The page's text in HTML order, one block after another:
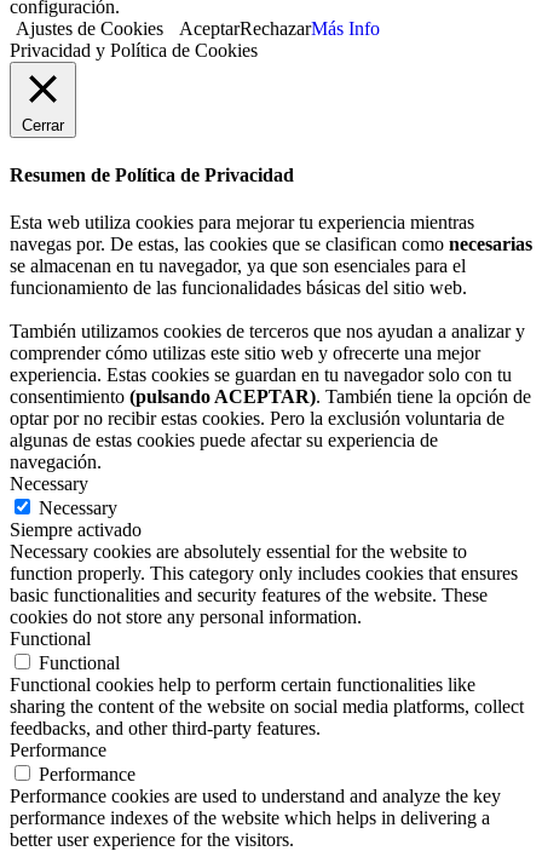
configuración.
Ajustes de Cookies
AceptarRechazarMás Info
Privacidad y Política de Cookies
Cerrar
Resumen de Política de Privacidad
Esta web utiliza cookies para mejorar tu experiencia mientras
navegas por. De estas, las cookies que se clasifican como necesarias
se almacenan en tu navegador, ya que son esenciales para el
funcionamiento de las funcionalidades básicas del sitio web.
También utilizamos cookies de terceros que nos ayudan a analizar y
comprender cómo utilizas este sitio web y ofrecerte una mejor
experiencia. Estas cookies se guardan en tu navegador solo con tu
consentimiento (pulsando ACEPTAR). También tiene la opción de
optar por no recibir estas cookies. Pero la exclusión voluntaria de
algunas de estas cookies puede afectar su experiencia de
navegación.
Necessary
Necessary
Siempre activado
Necessary cookies are absolutely essential for the website to
function properly. This category only includes cookies that ensures
basic functionalities and security features of the website. These
cookies do not store any personal information.
Functional
Functional
Functional cookies help to perform certain functionalities like
sharing the content of the website on social media platforms, collect
feedbacks, and other third-party features.
Performance
Performance
Performance cookies are used to understand and analyze the key
performance indexes of the website which helps in delivering a
better user experience for the visitors.